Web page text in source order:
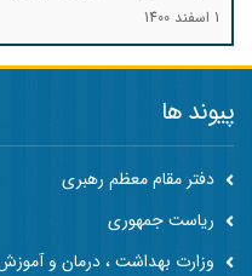
1 اسفند 1400
پیوند ها
دفتر مقام معظم رهبری
ریاست جمهوری
وزارت بهداشت ، درمان و